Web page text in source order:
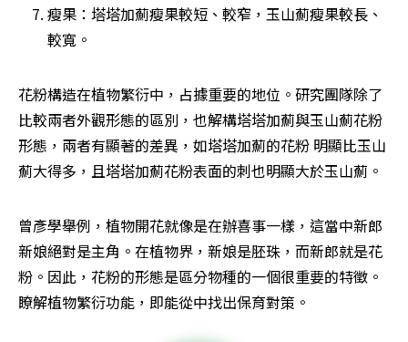
瘦果：塔塔加薊瘦果較短、較窄，玉山薊瘦果較長、
較寬。
花粉構造在植物繁衍中，占據重要的地位。研究團隊除了
比較兩者外觀形態的區別，也解構塔塔加薊與玉山薊花粉
形態，兩者有顯著的差異，如塔塔加薊的花粉 明顯比玉山
薊大得多，且塔塔加薊花粉表面的刺也明顯大於玉山薊。
曾彥學舉例，植物開花就像是在辦喜事一樣，這當中新郎
新娘絕對是主角。在植物界，新娘是胚珠，而新郎就是花
粉。因此，花粉的形態是區分物種的一個很重要的特徵。
瞭解植物繁衍功能，即能從中找出保育對策。